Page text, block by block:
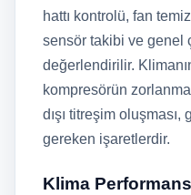
hattı kontrolü, fan
sensör takibi ve genel
değerlendirilir.
kompresörün
dışı titreşim
gereken işaretlerdir.
Klima